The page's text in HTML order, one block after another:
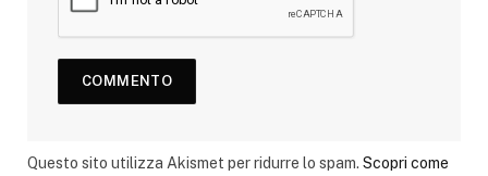
Questo sito utilizza Akismet per ridurre lo spam. Scopri come